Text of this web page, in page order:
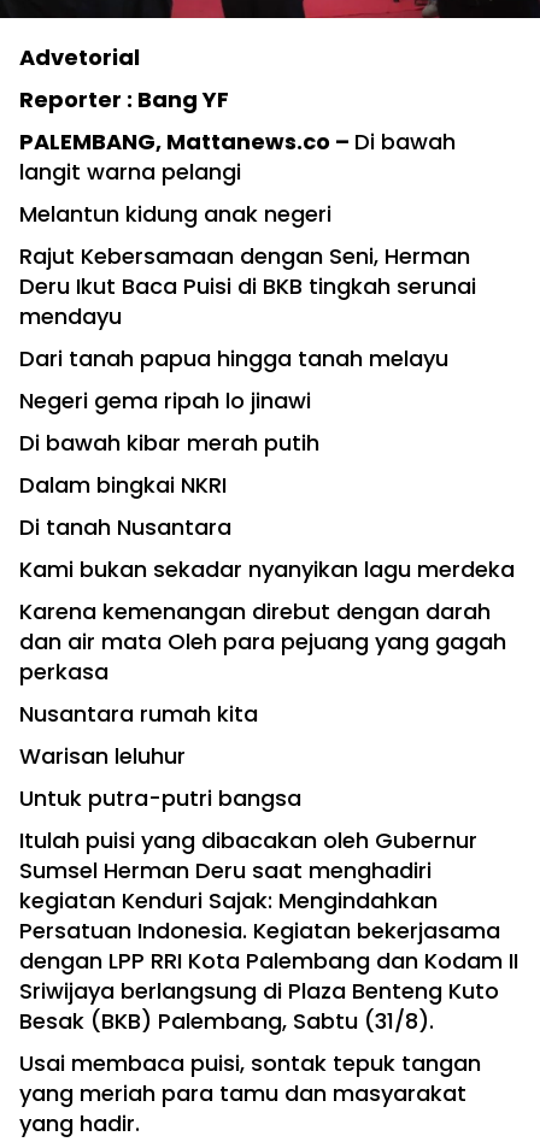
Advetorial
Reporter : Bang YF
PALEMBANG, Mattanews.co – Di bawah
langit warna pelangi
Melantun kidung anak negeri
Rajut Kebersamaan dengan Seni, Herman
Deru Ikut Baca Puisi di BKB tingkah serunai
mendayu
Dari tanah papua hingga tanah melayu
Negeri gema ripah lo jinawi
Di bawah kibar merah putih
Dalam bingkai NKRI
Di tanah Nusantara
Kami bukan sekadar nyanyikan lagu merdeka
Karena kemenangan direbut dengan darah
dan air mata Oleh para pejuang yang gagah
perkasa
Nusantara rumah kita
Warisan leluhur
Untuk putra-putri bangsa
Itulah puisi yang dibacakan oleh Gubernur
Sumsel Herman Deru saat menghadiri
kegiatan Kenduri Sajak: Mengindahkan
Persatuan Indonesia. Kegiatan bekerjasama
dengan LPP RRI Kota Palembang dan Kodam II
Sriwijaya berlangsung di Plaza Benteng Kuto
Besak (BKB) Palembang, Sabtu (31/8).
Usai membaca puisi, sontak tepuk tangan
yang meriah para tamu dan masyarakat
yang hadir.